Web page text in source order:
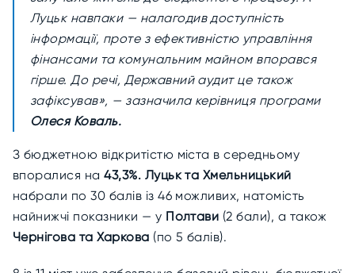
Луцьк навпаки — налагодив доступність
інформації, проте з ефективністю управління
фінансами та комунальним майном впорався
гірше. До речі, Державний аудит це також
зафіксував», — зазначила керівниця програми
Олеся Коваль.
З бюджетною відкритістю міста в середньому
впоралися на43,3%. Луцьк та Хмельницький
набрали по 30 балів із 46 можливих, натомість
найнижчі показники — у Полтави (2 бали), а також
Чернігова та Харкова (по 5 балів).